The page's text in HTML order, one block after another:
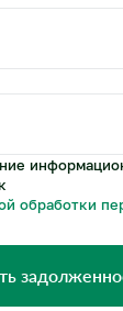
обработки